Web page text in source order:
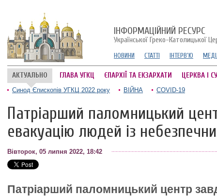
ІНФОРМАЦІЙНИЙ РЕСУРС
Української Греко-Католицької
НОВИНИ СТАТТІ ІНТЕРВ'Ю
АКТУАЛЬНО ГЛАВА УГКЦ ЄПАРХІЇ ТА ЕКЗАРХАТИ ЦЕРКВА І
Синод Єпископів УГКЦ 2022 року ВІЙНА COVID-19
Патріарший паломницький
евакуацію людей із
Вівторок, 05 липня 2022, 18:42
Патріарший паломницький центр